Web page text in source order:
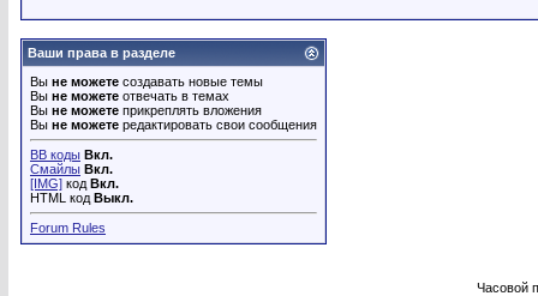
Ваши права в разделе
Вы не можете создавать новые темы
Вы не можете отвечать в темах
Вы не можете прикреплять вложения
Вы не можете редактировать свои сообщения
BB коды Вкл.
Смайлы Вкл.
[IMG] код Вкл.
HTML код Выкл.
Forum Rules
Часовой